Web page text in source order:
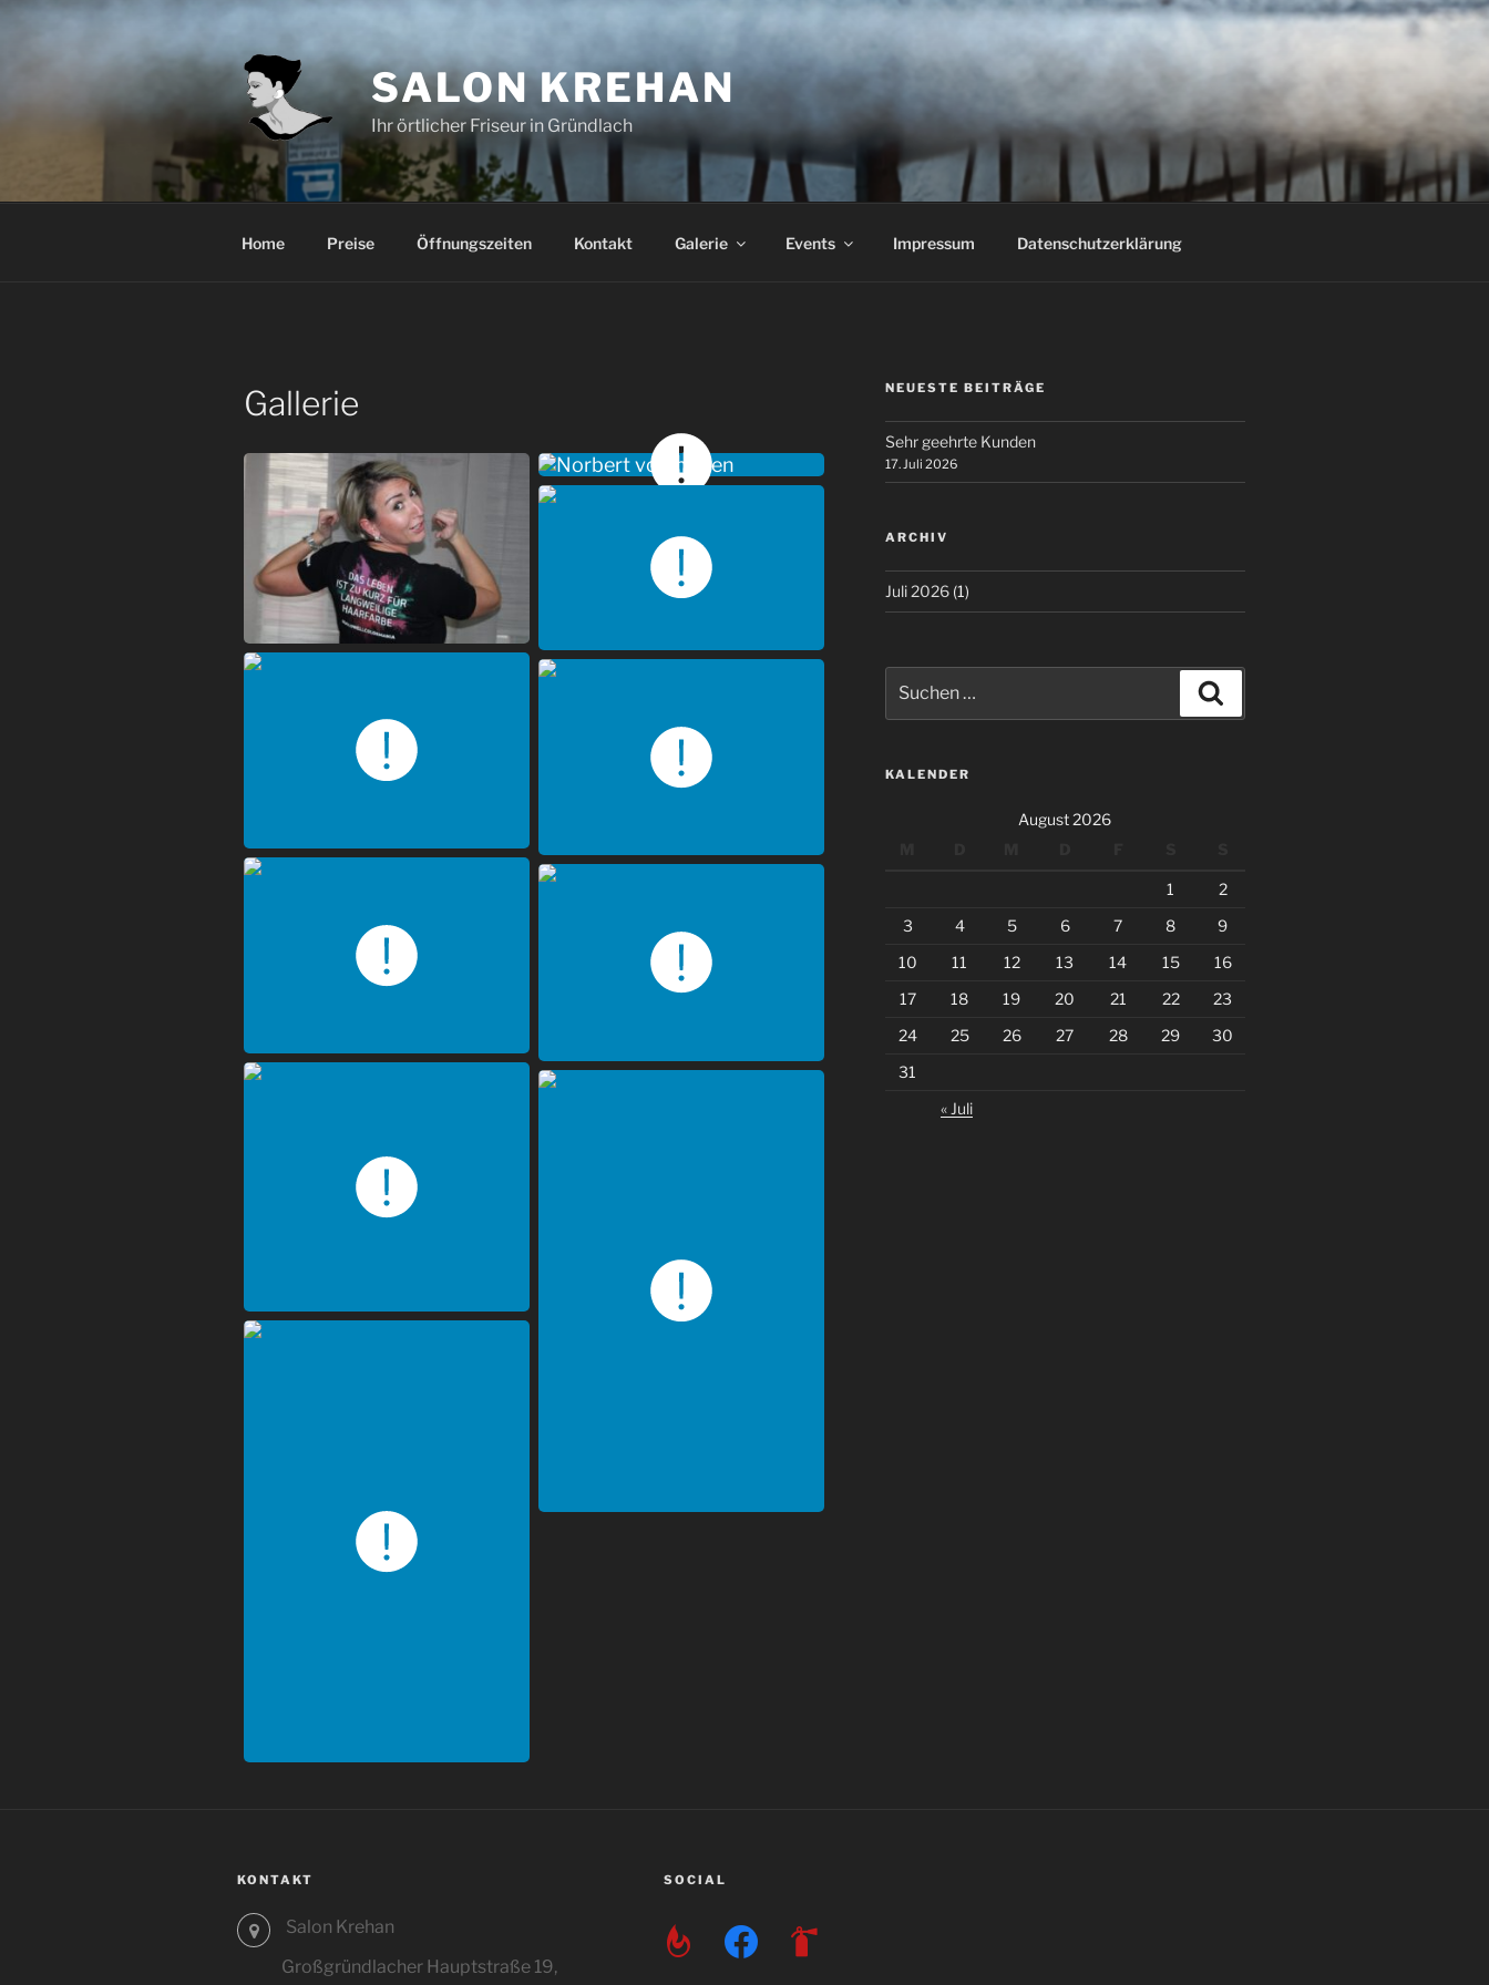
Zum
SALON KREHAN
Ihr örtlicher Friseur in Gründlach
Home Preise Öffnungszeiten Kontakt Galerie Events Impressum Datenschutzerklärung
Gallerie NEUESTE BEITRÄGE
Sehr geehrte Kunden
17. Juli 2026
ARCHIV
Juli 2026(1)
nach:
KALENDER
August 2026
1
2
3
4 5 6 7 8
9
10
11 12 13 14 15
16
17
18 19 20 21 22
23
24
25 26 27 28 29
30
31
« Juli
KONTAKT
Salon Krehan
Großgründlacher Hauptstraße 19,
SOCIAL
feedburnerfacebook
fire-
extinguisher